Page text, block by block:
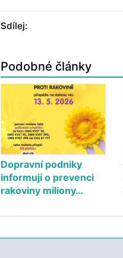
Sdílej:
Podobné články
Dopravní podniky
informují o prevenci
rakoviny miliony…